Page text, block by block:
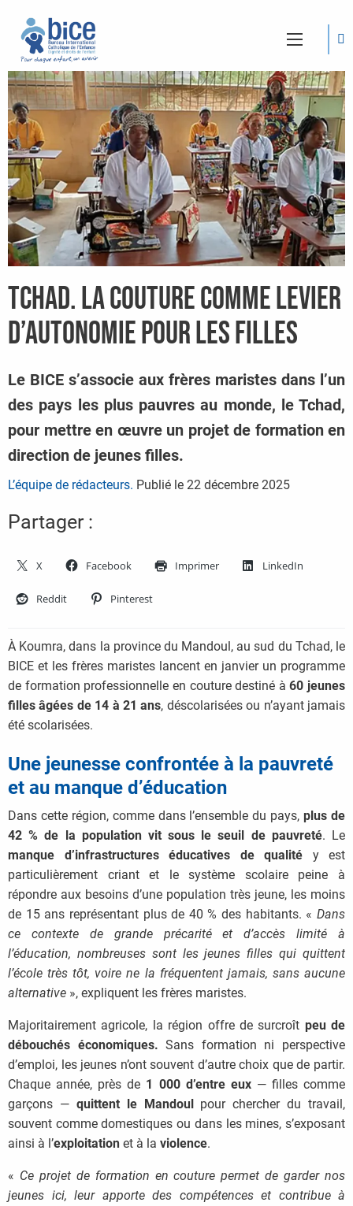
Tchad. La couture comme levier
d’autonomie pour les filles
Le BICE s’associe aux frères maristes dans l’un
des pays les plus pauvres au monde, le Tchad,
pour mettre en œuvre un projet de formation en
direction de jeunes filles.
L’équipe de rédacteurs. Publié le 22 décembre 2025
Partager :
X Facebook Imprimer LinkedIn
Reddit Pinterest
À Koumra, dans la province du Mandoul, au sud du Tchad, le
BICE et les frères maristes lancent en janvier un programme
de formation professionnelle en couture destiné à60 jeunes
filles âgées de 14 à 21 ans, déscolarisées ou n’ayant jamais
été scolarisées.
Une jeunesse confrontée à la pauvreté
et au manque d’éducation
Dans cette région, comme dans l’ensemble du pays,plus de
42 % de la population vit sous le seuil de pauvreté. Le
manque d’infrastructures éducatives de qualité y est
particulièrement criant et le système scolaire peine à
répondre aux besoins d’une population très jeune, les moins
de 15 ans représentant plus de 40 % des habitants. « Dans
ce contexte de grande précarité et d’accès limité à
l’éducation, nombreuses sont les jeunes filles qui quittent
l’école très tôt, voire ne la fréquentent jamais, sans aucune
alternative », expliquent les frères maristes.
Majoritairement agricole, la région offre de surcroît peu de
débouchés économiques. Sans formation ni perspective
d’emploi, les jeunes n’ont souvent d’autre choix que de partir.
Chaque année, près de 1 000 d’entre eux— filles comme
garçons — quittent le Mandoul
pour chercher du travail,
souvent comme domestiques ou dans les mines, s’exposant
ainsi à l’exploitation et à la violence.
« Ce projet de formation en couture permet de garder nos
jeunes ici, leur apporte des compétences et contribue à